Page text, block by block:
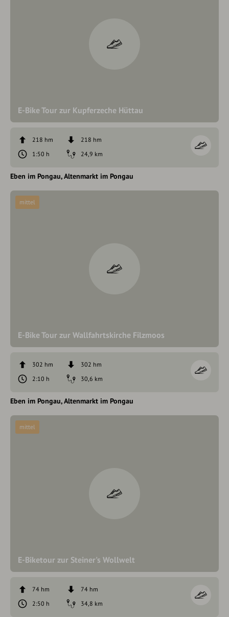
E-Bike Tour zur Kupferzeche Hüttau
218 hm
218 hm
1:50 h
24,9 km
Eben im Pongau Altenmarkt im Pongau
E-Bike Tour zur Wallfahrtskirche Filzmoos
mittel
302 hm
302 hm
2:10 h
30,6 km
Eben im Pongau Altenmarkt im Pongau
E-Biketour zur Steiner's Wollwelt
mittel
74 hm
74 hm
2:50 h
34,8 km